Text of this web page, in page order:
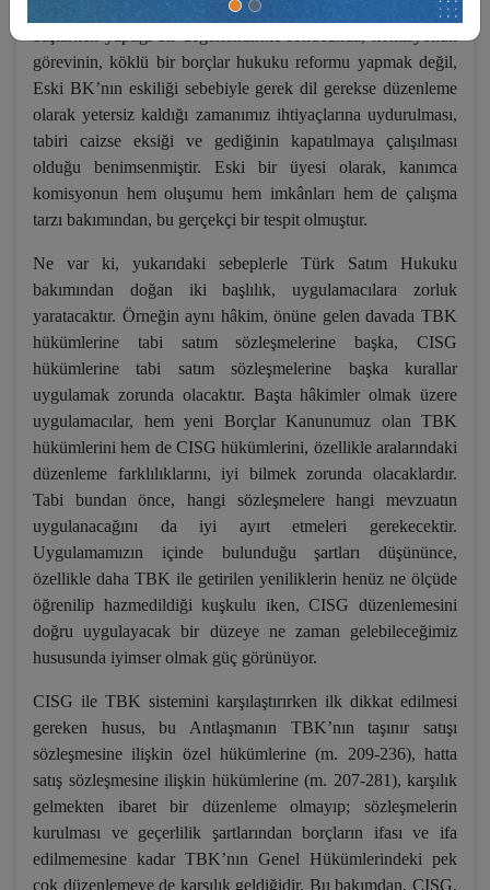
Nihayet, TBK Hazırlama Komisyonu’nun çalışmalara
görevinin, köklü bir borçlar hukuku reformu yapmak değil,
Eski BK’nın eskiliği sebebiyle gerek dil gerekse düzenleme
olarak yetersiz kaldığı zamanımız ihtiyaçlarına uydurulması,
tabiri caizse eksiği ve gediğinin kapatılmaya çalışılması
olduğu benimsenmiştir. Eski bir üyesi olarak, kanımca
komisyonun hem oluşumu hem imkânları hem de çalışma
tarzı bakımından, bu gerçekçi bir tespit olmuştur.
Ne var ki, yukarıdaki sebeplerle Türk Satım Hukuku
bakımından doğan iki başlılık, uygulamacılara zorluk
yaratacaktır. Örneğin aynı hâkim, önüne gelen davada TBK
hükümlerine tabi satım sözleşmelerine başka, CISG
hükümlerine tabi satım sözleşmelerine başka kurallar
uygulamak zorunda olacaktır. Başta hâkimler olmak üzere
uygulamacılar, hem yeni Borçlar Kanunumuz olan TBK
hükümlerini hem de CISG hükümlerini, özellikle aralarındaki
düzenleme farklılıklarını, iyi bilmek zorunda olacaklardır.
Tabi bundan önce, hangi sözleşmelere hangi mevzuatın
uygulanacağını da iyi ayırt etmeleri gerekecektir.
Uygulamamızın içinde bulunduğu şartları düşününce,
özellikle daha TBK ile getirilen yeniliklerin henüz ne ölçüde
öğrenilip hazmedildiği kuşkulu iken, CISG düzenlemesini
doğru uygulayacak bir düzeye ne zaman gelebileceğimiz
hususunda iyimser olmak güç görünüyor.
CISG ile TBK sistemini karşılaştırırken ilk dikkat edilmesi
gereken husus, bu Antlaşmanın TBK’nın taşınır satışı
sözleşmesine ilişkin özel hükümlerine (m. 209-236), hatta
satış sözleşmesine ilişkin hükümlerine (m. 207-281), karşılık
gelmekten ibaret bir düzenleme olmayıp; sözleşmelerin
kurulması ve geçerlilik şartlarından borçların ifası ve ifa
edilmemesine kadar TBK’nın Genel Hükümlerindeki pek
çok düzenlemeye de karşılık geldiğidir. Bu bakımdan, CISG,